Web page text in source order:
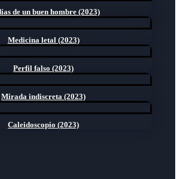
de un buen hombre (2023)
Medicina letal (2023)
Perfil falso (2023)
Mirada indiscreta (2023)
Caleidoscopio (2023)